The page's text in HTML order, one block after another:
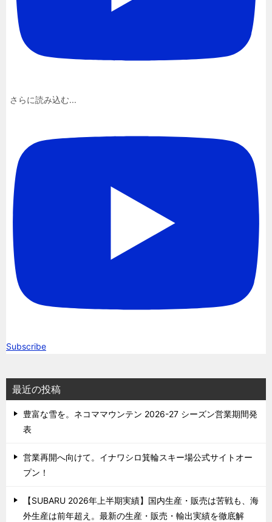
さらに読み込む...
Subscribe
最近の投稿
豊富な雪を。ネコママウンテン 2026-27 シーズン営業期間発
表
営業再開へ向けて。イナワシロ箕輪スキー場公式サイトオー
プン！
【SUBARU 2026年上半期実績】国内生産・販売は苦戦も、海
外生産は前年超え。最新の生産・販売・輸出実績を徹底解